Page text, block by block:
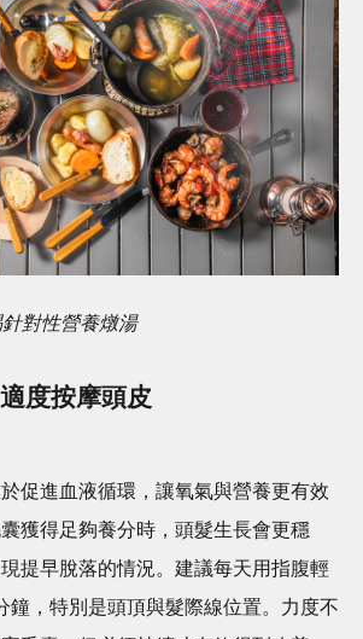
對性營養燉湯
度按摩頭皮
促進血液循環，讓氧氣與營養更有效
獲得足夠養分時，頭髮生長會更穩
提早脫落的情況。建議每天用指腹輕
鐘，特別是頭頂與髮際線位置。力度不